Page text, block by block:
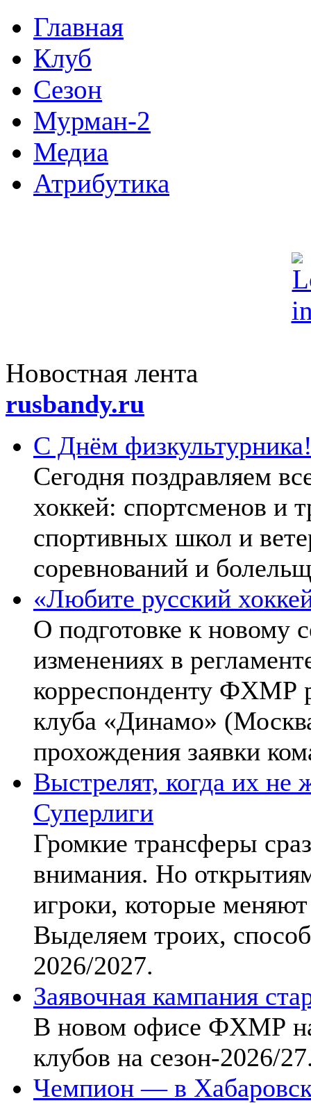
Главная
Клуб
Сезон
Мурман-2
Медиа
Атрибутика
Новoстная лента
rusbandy.ru
С Днём
Сегодня поздравляем
хоккей: спортсменов и
спортивных школ и
соревнований и
«Любите русский
О подготовке к новому
изменениях в
корреспонденту ФХМР
клуба «Динамо»
прохождения заявки
Выстрелят, когда их
Суперлиги
Громкие трансферы
внимания. Но
игроки, которые
Выделяем троих,
2026/2027.
Заявочная кампания
В новом офисе ФХМР
клубов на сезон-2026/
Чемпион — в